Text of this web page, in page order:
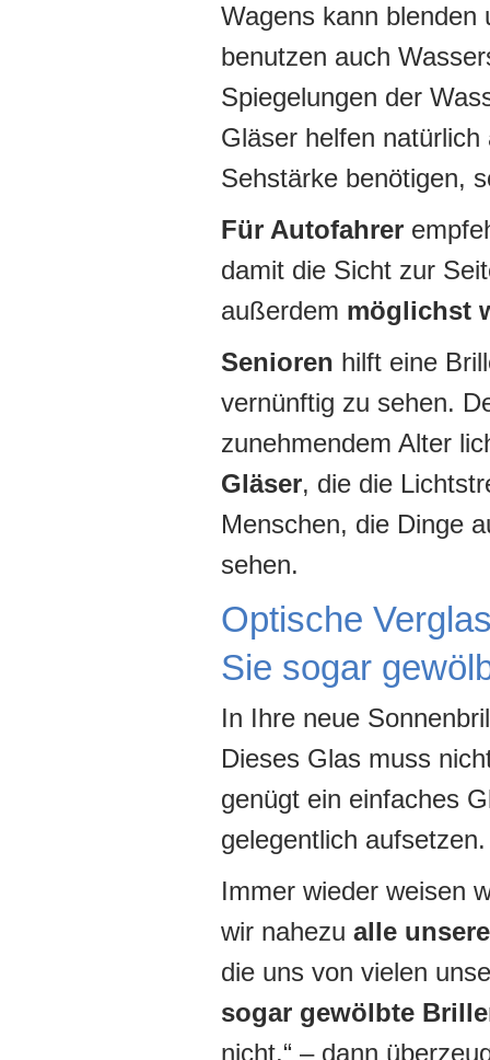
Wagens kann blenden
benutzen auch
Spiegelungen der
Gläser helfen
Sehstärke benötigen,
Für Autofahrer
damit die Sicht zur
außerdem möglichst
Senioren hilft eine
vernünftig zu sehen.
zunehmendem Alter
Gläser, die die
Menschen, die Dinge
sehen.
Optische
Sie sogar
In Ihre neue
Dieses Glas muss
genügt ein einfaches
gelegentlich aufsetzen.
Immer wieder weisen
wir nahezu alle
die uns von vielen
sogar gewölbte
nicht.“ – dann